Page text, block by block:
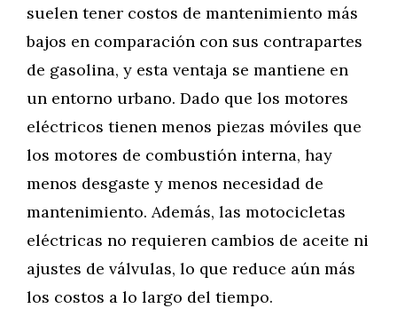
suelen tener costos de mantenimiento más
bajos en comparación con sus contrapartes
de gasolina, y esta ventaja se mantiene en
un entorno urbano. Dado que los motores
eléctricos tienen menos piezas móviles que
los motores de combustión interna, hay
menos desgaste y menos necesidad de
mantenimiento. Además, las motocicletas
eléctricas no requieren cambios de aceite ni
ajustes de válvulas, lo que reduce aún más
los costos a lo largo del tiempo.